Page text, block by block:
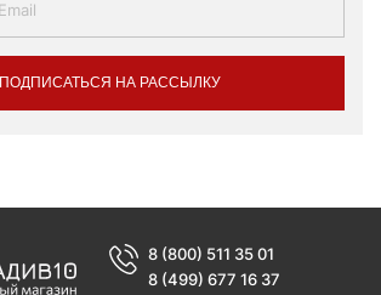
ПОДПИСАТЬСЯ НА РАССЫЛКУ
8 (800) 511 35 01
8 (499) 677 16 37